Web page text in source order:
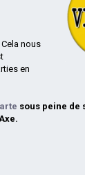
. Cela nous
en
sous peine de